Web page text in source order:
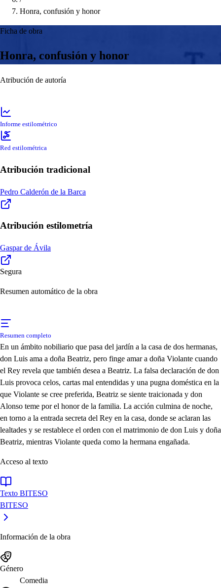
Honra, confusión y honor
Ficha de obra
Honra, confusión y honor
Atribución de autoría
Informe estilométrico
Red estilométrica
Atribución tradicional
Pedro Calderón de la Barca
Atribución estilometría
Gaspar de Ávila
Segura
Resumen automático de la obra
Resumen completo
En un ámbito nobiliario que pasa del jardín a la casa de dos hermanas,
don Luis ama a doña Beatriz, pero finge amar a doña Violante cuando
el Rey revela que también desea a Beatriz. La falsa declaración de don
Luis provoca celos, cartas mal entendidas y una pugna doméstica en la
que Violante se cree preferida, Beatriz se siente traicionada y don
Alonso teme por el honor de la familia. La acción culmina de noche,
en torno a la entrada secreta del Rey en la casa, donde se aclaran las
lealtades y se restablece el orden con el matrimonio de don Luis y doña
Beatriz, mientras Violante queda como la hermana engañada.
Acceso al texto
Texto BITESO
BITESO
Información de la obra
Género
Comedia